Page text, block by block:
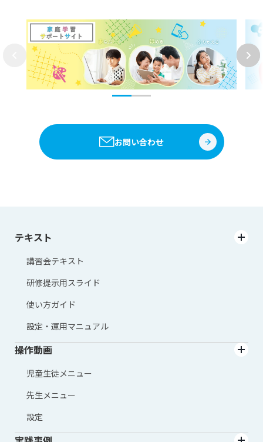
お問い合わせ
テキスト
講習会テキスト
研修提示用スライド
使い方ガイド
設定・運用マニュアル
操作動画
児童生徒メニュー
先生メニュー
設定